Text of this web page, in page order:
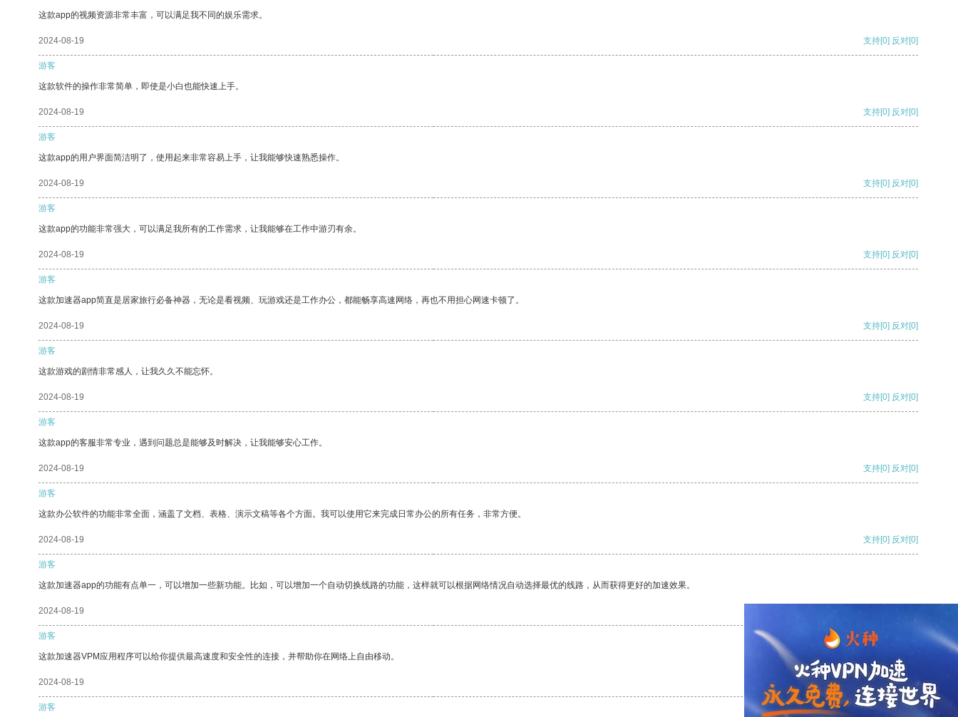
这款app的视频资源非常丰富，可以满足我不同的娱乐需求。
2024-08-19 支持[0] 反对[0]
游客
这款软件的操作非常简单，即使是小白也能快速上手。
2024-08-19 支持[0] 反对[0]
游客
这款app的用户界面简洁明了，使用起来非常容易上手，让我能够快速熟悉操作。
2024-08-19 支持[0] 反对[0]
游客
这款app的功能非常强大，可以满足我所有的工作需求，让我能够在工作中游刃有余。
2024-08-19 支持[0] 反对[0]
游客
这款加速器app简直是居家旅行必备神器，无论是看视频、玩游戏还是工作办公，都能畅享高速网络，再也不用担心网速卡顿了。
2024-08-19 支持[0] 反对[0]
游客
这款游戏的剧情非常感人，让我久久不能忘怀。
2024-08-19 支持[0] 反对[0]
游客
这款app的客服非常专业，遇到问题总是能够及时解决，让我能够安心工作。
2024-08-19 支持[0] 反对[0]
游客
这款办公软件的功能非常全面，涵盖了文档、表格、演示文稿等各个方面。我可以使用它来完成日常办公的所有任务，非常方便。
2024-08-19 支持[0] 反对[0]
游客
这款加速器app的功能有点单一，可以增加一些新功能。比如，可以增加一个自动切换线路的功能，这样就可以根据网络情况自动选择最优的线路，从而获得更好的加速效果。
2024-08-19
游客
这款加速器VPM应用程序可以给你提供最高速度和安全性的连接，并帮助你在网络上自由移动。
2024-08-19 支持 [0] 反对 [0]
游客